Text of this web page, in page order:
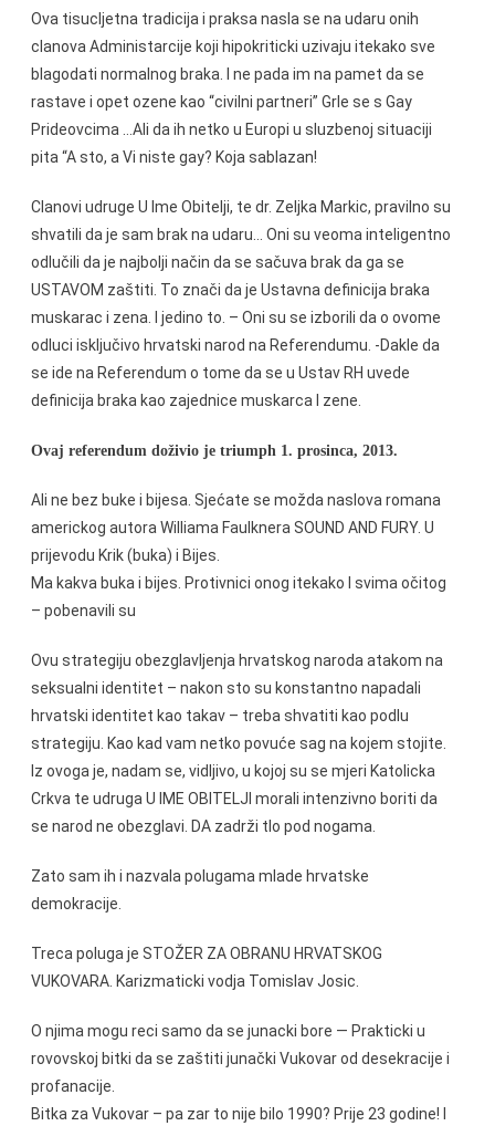
Ova tisucljetna tradicija i praksa nasla se na udaru onih
clanova Administarcije koji hipokriticki uzivaju itekako sve
blagodati normalnog braka. I ne pada im na pamet da se
rastave i opet ozene kao “civilni partneri” Grle se s Gay
Prideovcima …Ali da ih netko u Europi u sluzbenoj situaciji
pita “A sto, a Vi niste gay? Koja sablazan!
Clanovi udruge U Ime Obitelji, te dr. Zeljka Markic, pravilno su
shvatili da je sam brak na udaru… Oni su veoma inteligentno
odlučili da je najbolji način da se sačuva brak da ga se
USTAVOM zaštiti. To znači da je Ustavna definicija braka
muskarac i zena. I jedino to. – Oni su se izborili da o ovome
odluci isključivo hrvatski narod na Referendumu. -Dakle da
se ide na Referendum o tome da se u Ustav RH uvede
definicija braka kao zajednice muskarca I zene.
Ovaj referendum doživio je triumph 1. prosinca, 2013.
Ali ne bez buke i bijesa. Sjećate se možda naslova romana
americkog autora Williama Faulknera SOUND AND FURY. U
prijevodu Krik (buka) i Bijes.
Ma kakva buka i bijes. Protivnici onog itekako I svima očitog
– pobenavili su
Ovu strategiju obezglavljenja hrvatskog naroda atakom na
seksualni identitet – nakon sto su konstantno napadali
hrvatski identitet kao takav – treba shvatiti kao podlu
strategiju. Kao kad vam netko povuće sag na kojem stojite.
Iz ovoga je, nadam se, vidljivo, u kojoj su se mjeri Katolicka
Crkva te udruga U IME OBITELJI morali intenzivno boriti da
se narod ne obezglavi. DA zadrži tlo pod nogama.
Zato sam ih i nazvala polugama mlade hrvatske
demokracije.
Treca poluga je STOŽER ZA OBRANU HRVATSKOG
VUKOVARA. Karizmaticki vodja Tomislav Josic.
O njima mogu reci samo da se junacki bore — Prakticki u
rovovskoj bitki da se zaštiti junački Vukovar od desekracije i
profanacije.
Bitka za Vukovar – pa zar to nije bilo 1990? Prije 23 godine! I